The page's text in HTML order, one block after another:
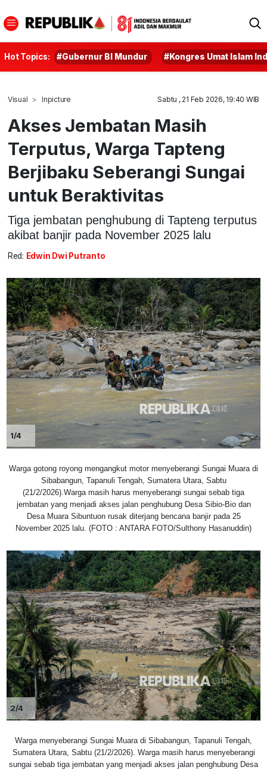
Hot Topics: #Gubernur BI Mundur #Kongres Umat Islam
Visual Inpicture Sabtu , 21 Feb 2026, 19:40 WIB
Akses Jembatan Masih
Terputus, Warga Tapteng
Berjibaku Seberangi Sungai
untuk Beraktivitas
Tiga jembatan penghubung di Tapteng terputus
akibat banjir pada November 2025 lalu
Red: Edwin Dwi Putranto
1/4
Warga gotong royong mengangkut motor menyeberangi Sungai Muara di
Sibabangun, Tapanuli Tengah, Sumatera Utara, Sabtu
(21/2/2026).Warga masih harus menyeberangi sungai sebab tiga
jembatan yang menjadi akses jalan penghubung Desa Sibio-Bio dan
Desa Muara Sibuntuon rusak diterjang bencana banjir pada 25
November 2025 lalu. (FOTO : ANTARA FOTO/Sulthony Hasanuddin)
2/4
Warga menyeberangi Sungai Muara di Sibabangun, Tapanuli Tengah,
Sumatera Utara, Sabtu (21/2/2026). Warga masih harus menyeberangi
sungai sebab tiga jembatan yang menjadi akses jalan penghubung Desa